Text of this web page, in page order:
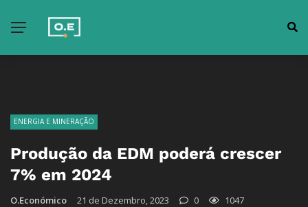
ENERGIA E MINERAÇÃO
Produção da EDM poderá crescer
7% em 2024
O.Económico 21 de Dezembro, 2023 0 1047